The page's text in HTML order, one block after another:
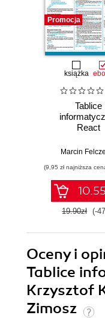
Promocja
książka
Tablice
React
Marcin
(9,95 zł najniższa
19.90zł (-
Oceny i
Tablice
Krzysztof
Zimosz